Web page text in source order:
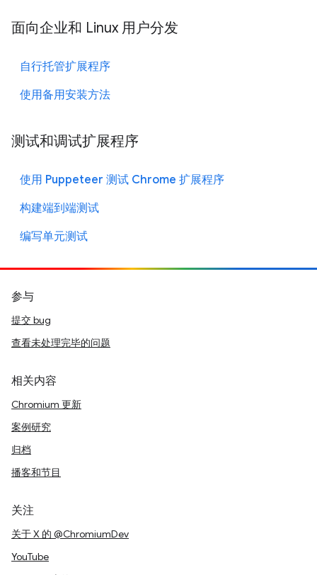
面向企业和 Linux 用户分发
自行托管扩展程序
使用备用安装方法
测试和调试扩展程序
使用 Puppeteer 测试 Chrome 扩展程序
构建端到端测试
编写单元测试
参与
提交 bug
查看未处理完毕的问题
相关内容
Chromium 更新
案例研究
归档
播客和节目
关注
关于 X 的 @ChromiumDev
YouTube